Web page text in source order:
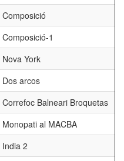
Composició
Composició-1
Nova York
Dos arcos
Correfoc Balneari Broquetas
Monopati al MACBA
India 2